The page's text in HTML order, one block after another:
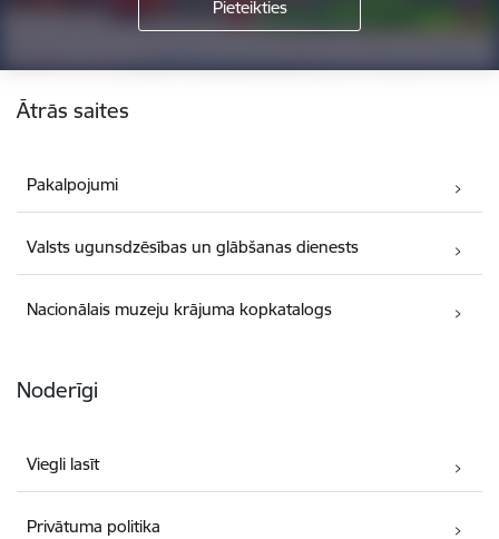
Ātrās saites
Pakalpojumi
Valsts ugunsdzēsības un glābšanas dienests
Nacionālais muzeju krājuma kopkatalogs
Noderīgi
Viegli lasīt
Privātuma politika